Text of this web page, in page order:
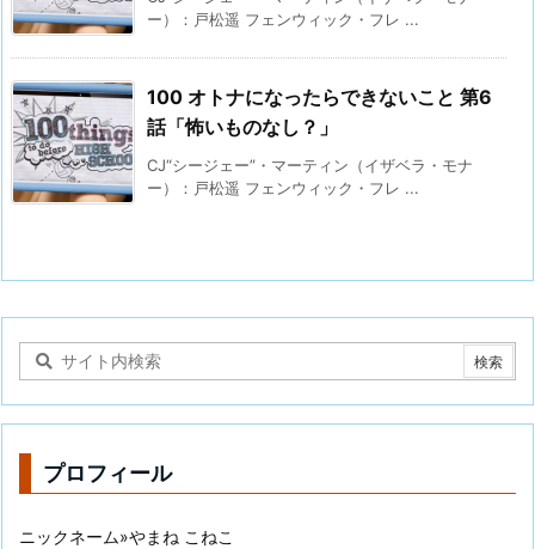
ー）：戸松遥 フェンウィック・フレ ...
100 オトナになったらできないこと 第6
話「怖いものなし？」
CJ“シージェー”・マーティン（イザベラ・モナ
ー）：戸松遥 フェンウィック・フレ ...
プロフィール
ニックネーム»やまね こねこ